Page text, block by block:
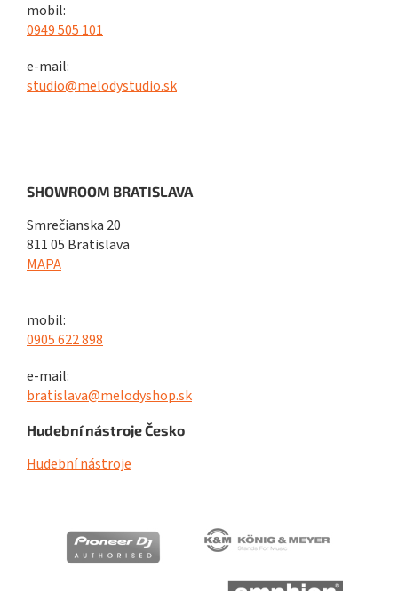
mobil:
0949 505 101
e-mail:
studio@melodystudio.sk
SHOWROOM BRATISLAVA
Smrečianska 20
811 05 Bratislava
MAPA
mobil:
0905 622 898
e-mail:
bratislava@melodyshop.sk
Hudební nástroje Česko
Hudební nástroje